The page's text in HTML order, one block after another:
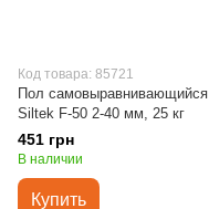
Код товара: 85721
Пол самовыравнивающийся
Siltek F-50 2-40 мм, 25 кг
451 грн
В наличии
Купить